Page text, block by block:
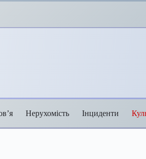
Нерухомість Інциденти